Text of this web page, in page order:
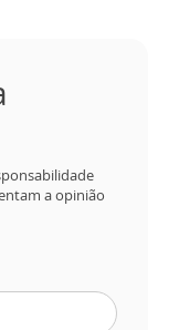
a opinião